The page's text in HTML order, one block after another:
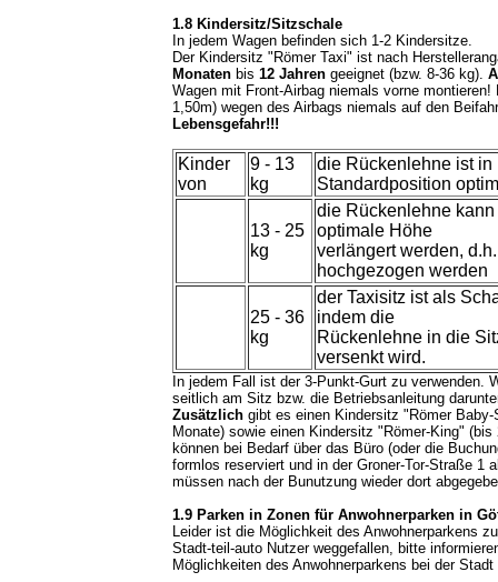
1.8 Kindersitz/Sitzschale
In jedem Wagen befinden sich 1-2 Kindersitze.
Der Kindersitz "Römer Taxi" ist nach
Monaten bis 12 Jahren geeignet (bzw. 8-36 kg).
Wagen mit Front-Airbag niemals vorne montieren!
1,50m) wegen des Airbags niemals auf den
Lebensgefahr!!!
Kinder
von
9 - 13
kg
die Rückenlehne ist in
Standardposition
13 - 25
kg
die Rückenlehne
optimale Höhe
verlängert werden,
hochgezogen werden
25 - 36
kg
der Taxisitz ist als
indem die
Rückenlehne in die
versenkt wird.
In jedem Fall ist der 3-Punkt-Gurt zu verwenden.
seitlich am Sitz bzw. die Betriebsanleitung
Zusätzlich gibt es einen Kindersitz "Römer
Monate) sowie einen Kindersitz "Römer-King"
können bei Bedarf über das Büro (oder die
formlos reserviert und in der Groner-Tor-Straße 1
müssen nach der Bunutzung wieder dort
1.9 Parken in Zonen für Anwohnerparken in
Leider ist die Möglichkeit des Anwohnerparkens
Stadt-teil-auto Nutzer weggefallen, bitte
Möglichkeiten des Anwohnerparkens bei der